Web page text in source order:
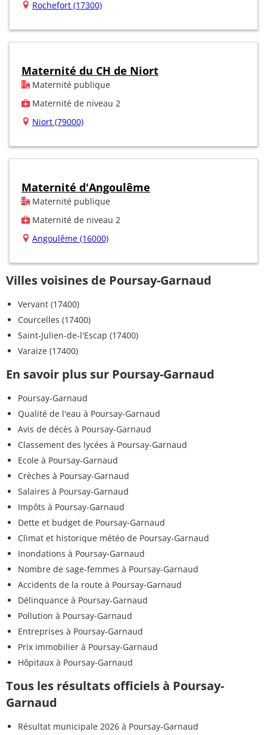
Rochefort (17300)
Maternité du CH de Niort
Maternité publique
Maternité de niveau 2
Niort (79000)
Maternité d'Angoulême
Maternité publique
Maternité de niveau 2
Angoulême (16000)
Villes voisines de Poursay-Garnaud
Vervant (17400)
Courcelles (17400)
Saint-Julien-de-l'Escap (17400)
Varaize (17400)
En savoir plus sur Poursay-Garnaud
Poursay-Garnaud
Qualité de l'eau à Poursay-Garnaud
Avis de décès à Poursay-Garnaud
Classement des lycées à Poursay-Garnaud
Ecole à Poursay-Garnaud
Crèches à Poursay-Garnaud
Salaires à Poursay-Garnaud
Impôts à Poursay-Garnaud
Dette et budget de Poursay-Garnaud
Climat et historique météo de Poursay-Garnaud
Inondations à Poursay-Garnaud
Nombre de sage-femmes à Poursay-Garnaud
Accidents de la route à Poursay-Garnaud
Délinquance à Poursay-Garnaud
Pollution à Poursay-Garnaud
Entreprises à Poursay-Garnaud
Prix immobilier à Poursay-Garnaud
Hôpitaux à Poursay-Garnaud
Tous les résultats officiels à Poursay-
Garnaud
Résultat municipale 2026 à Poursay-Garnaud